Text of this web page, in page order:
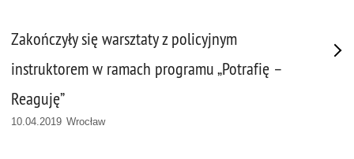
Zakończyły się warsztaty z policyjnym
instruktorem w ramach programu „Potrafię –
Reaguję”
10.04.2019 Wrocław